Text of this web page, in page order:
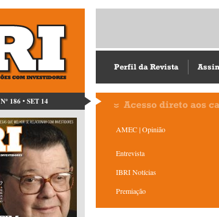
Nº 186 • SET 14
Perfil da Revista
Acesso direto aos
AMEC | Opinião
Entrevista
IBRI Notícias
Premiação